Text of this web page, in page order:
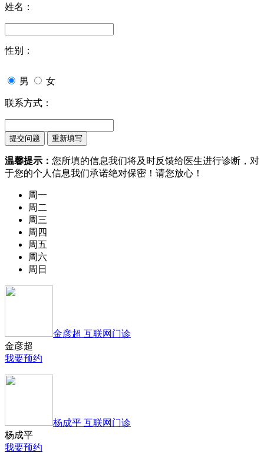
姓名：
性别：
男 女
联系方式：
温馨提示： 您所填的信息我们将及时反馈给医生进行诊断，对
于您的个人信息我们承诺绝对保密！请您放心！
周一
周二
周三
周四
周五
周六
周日
金彦超 互联网门诊
金彦超
我要预约
杨成平 互联网门诊
杨成平
我要预约